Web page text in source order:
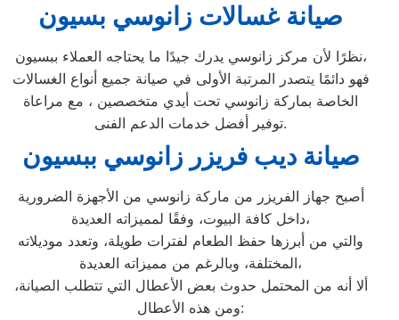
صيانة غسالات زانوسي بسيون
نظرًا لأن مركز زانوسي يدرك جيدًا ما يحتاجه العملاء ببسيون،
فهو دائمًا يتصدر المرتبة الأولى في صيانة جميع أنواع الغسالات
الخاصة بماركة زانوسي تحت أيدي متخصصين ، مع مراعاة
توفير أفضل خدمات الدعم الفنى.
صيانة ديب فريزر زانوسي ببسيون
أصبح جهاز الفريزر من ماركة زانوسي من الأجهزة الضرورية
داخل كافة البيوت، وفقًا لمميزاته العديدة،
والتي من أبرزها حفظ الطعام لفترات طويلة، وتعدد موديلاته
المختلفة، وبالرغم من مميزاته العديدة،
ألا أنه من المحتمل حدوث بعض الأعطال التي تتطلب الصيانة،
ومن هذه الأعطال: